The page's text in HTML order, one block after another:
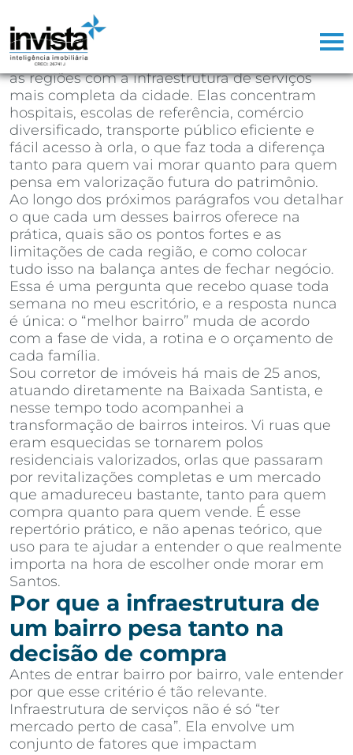
Santos comprar seu próximo imóvel, a
resposta direta é:
Embaré, Aparecida e Ponta da Praia
as regiões com a infraestrutura de serviços
mais completa da cidade. Elas concentram
hospitais, escolas de referência, comércio
diversificado, transporte público eficiente e
fácil acesso à orla, o que faz toda a diferença
tanto para quem vai morar quanto para quem
pensa em valorização futura do patrimônio.
Ao longo dos próximos parágrafos vou detalhar
o que cada um desses bairros oferece na
prática, quais são os pontos fortes e as
limitações de cada região, e como colocar
tudo isso na balança antes de fechar negócio.
Essa é uma pergunta que recebo quase toda
semana no meu escritório, e a resposta nunca
é única: o “melhor bairro” muda de acordo
com a fase de vida, a rotina e o orçamento de
cada família.
Sou corretor de imóveis há mais de 25 anos,
atuando diretamente na Baixada Santista, e
nesse tempo todo acompanhei a
transformação de bairros inteiros. Vi ruas que
eram esquecidas se tornarem polos
residenciais valorizados, orlas que passaram
por revitalizações completas e um mercado
que amadureceu bastante, tanto para quem
compra quanto para quem vende. É esse
repertório prático, e não apenas teórico, que
uso para te ajudar a entender o que realmente
importa na hora de escolher onde morar em
Santos.
Por que a infraestrutura de
um bairro pesa tanto na
decisão de compra
Antes de entrar bairro por bairro, vale entender
por que esse critério é tão relevante.
Infraestrutura de serviços não é só “ter
mercado perto de casa”. Ela envolve um
conjunto de fatores que impactam